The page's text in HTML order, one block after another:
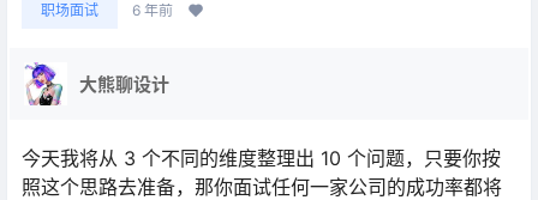
职场面试 6 年前
大熊聊设计
今天我将从 3 个不同的维度整理出 10 个问题，只要你按
照这个思路去准备，那你面试任何一家公司的成功率都将